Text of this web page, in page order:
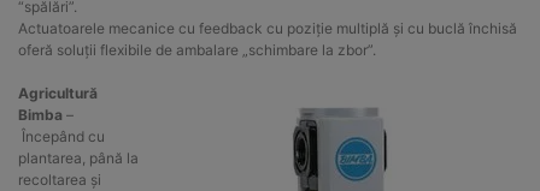
“spălări”.
Actuatoarele mecanice cu feedback cu poziție multiplă și cu buclă închisă
oferă soluții flexibile de ambalare „schimbare la zbor”.
Agricultură
Bimba –
Începând cu
plantarea, până la
recoltarea și